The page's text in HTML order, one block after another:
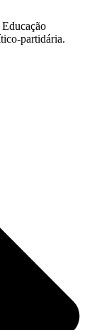
partidária.